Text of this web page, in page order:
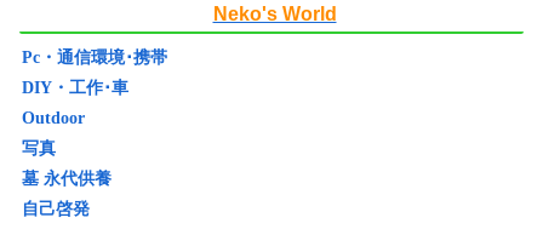
Neko's World
Pc・通信環境･携帯
DIY・工作･車
Outdoor
写真
墓 永代供養
自己啓発